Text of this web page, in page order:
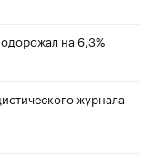
на 6,3%
журнала